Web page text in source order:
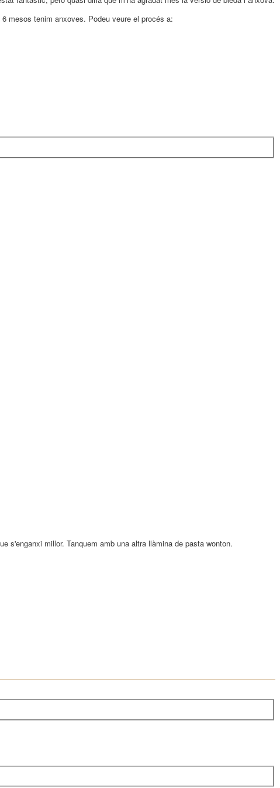
mesos tenim anxoves. Podeu veure el procés a:
s'enganxi millor. Tanquem amb una altra llàmina de pasta wonton.